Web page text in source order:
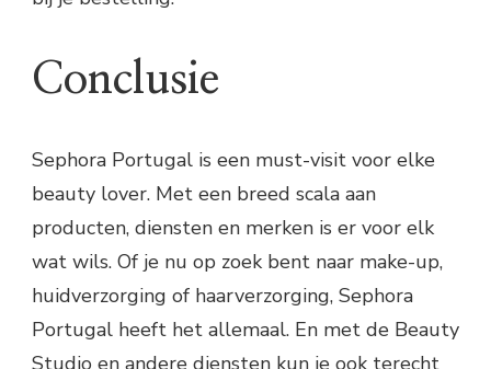
Conclusie
Sephora Portugal is een must-visit voor elke
beauty lover. Met een breed scala aan
producten, diensten en merken is er voor elk
wat wils. Of je nu op zoek bent naar make-up,
huidverzorging of haarverzorging, Sephora
Portugal heeft het allemaal. En met de Beauty
Studio en andere diensten kun je ook terecht